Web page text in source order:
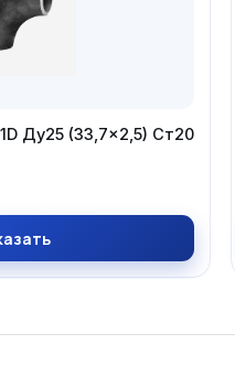
Ду25 (33,7×2,5) Ст20